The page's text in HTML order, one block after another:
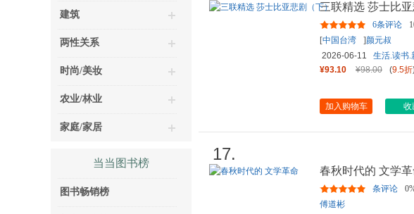
建筑
两性关系
时尚/美妆
农业/林业
家庭/家居
当当图书榜
图书畅销榜
三联精选 莎士比亚
6条评论
[中国台湾 ]颜元叔
2026-06-11
生活.读书.
¥93.10
¥98.00 (9.5折
加入购物车 收
17.
春秋时代的 文学革
条评论
傅道彬